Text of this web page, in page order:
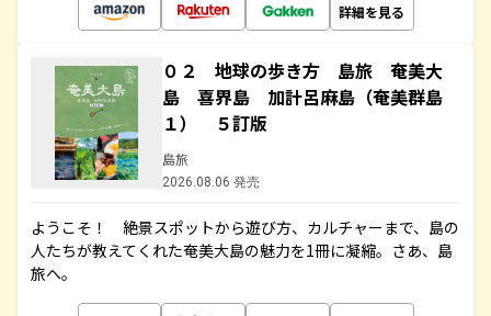
詳細を見る
０２ 地球の歩き方 島旅 奄美大
島 喜界島 加計呂麻島（奄美群島
１） ５訂版
島旅
2026.08.06 発売
ようこそ！ 絶景スポットから遊び方、カルチャーまで、島の
人たちが教えてくれた奄美大島の魅力を1冊に凝縮。さあ、島
旅へ。